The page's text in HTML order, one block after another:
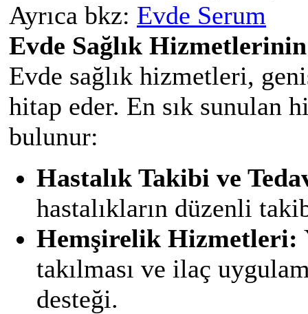
Ayrıca bkz: Evde Serum
Evde Sağlık
Evde sağlık hizmetleri,
hitap eder. En sık sunulan
bulunur:
Hastalık Takibi ve
hastalıkların düzenli
Hemşirelik Hizmetleri:
takılması ve ilaç
desteği.